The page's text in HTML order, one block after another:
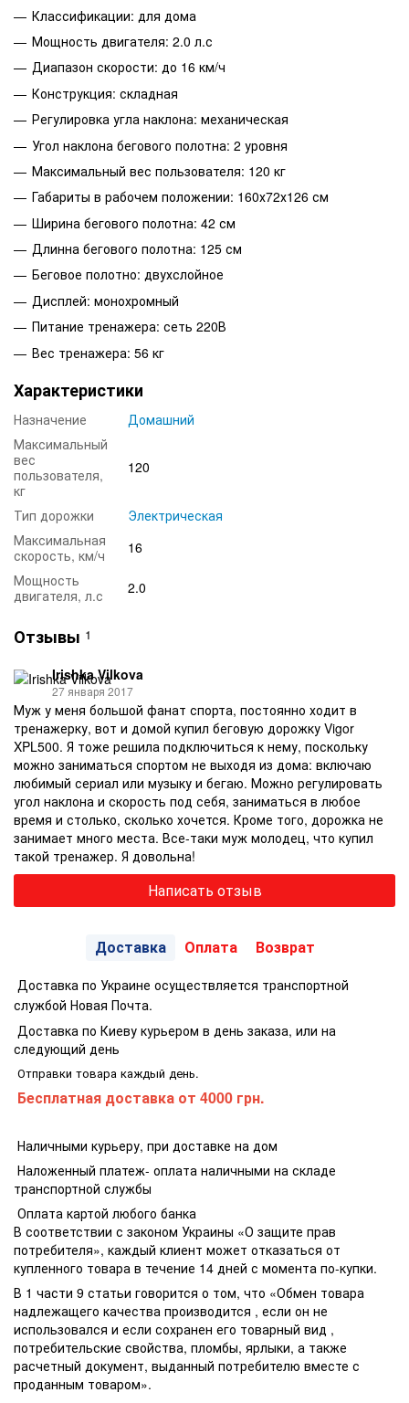
Классификации: для дома
Мощность двигателя: 2.0 л.с
Диапазон скорости: до 16 км/ч
Конструкция: складная
Регулировка угла наклона: механическая
Угол наклона бегового полотна: 2 уровня
Максимальный вес пользователя: 120 кг
Габариты в рабочем положении: 160х72х126 см
Ширина бегового полотна: 42 см
Длинна бегового полотна: 125 см
Беговое полотно: двухслойное
Дисплей: монохромный
Питание тренажера: сеть 220В
Вес тренажера: 56 кг
Характеристики
Назначение
Домашний
Максимальный
вес
пользователя,
кг
120
Тип дорожки
Электрическая
Максимальная
скорость, км/ч
16
Мощность
двигателя, л.с
2.0
Отзывы 1
Irishka Vilkova
27 января 2017
Муж у меня большой фанат спорта, постоянно ходит в
тренажерку, вот и домой купил беговую дорожку Vigor
XPL500. Я тоже решила подключиться к нему, поскольку
можно заниматься спортом не выходя из дома: включаю
любимый сериал или музыку и бегаю. Можно регулировать
угол наклона и скорость под себя, заниматься в любое
время и столько, сколько хочется. Кроме того, дорожка не
занимает много места. Все-таки муж молодец, что купил
такой тренажер. Я довольна!
Написать отзыв
Доставка Оплата Возврат
Доставка по Украине осуществляется транспортной
службой Новая Почта.
Доставка по Киеву курьером в день заказа, или на
следующий день
Отправки товара каждый день.
Бесплатная доставка от 4000 грн.
Наличными курьеру, при доставке на дом
Наложенный платеж- оплата наличными на складе
транспортной службы
Оплата картой любого банка
В соответствии с законом Украины «О защите прав
потребителя», каждый клиент может отказаться от
купленного товара в течение 14 дней с момента по-купки.
В 1 части 9 статьи говорится о том, что «Обмен товара
надлежащего качества производится , если он не
использовался и если сохранен его товарный вид ,
потребительские свойства, пломбы, ярлыки, а также
расчетный документ, выданный потребителю вместе с
проданным товаром».